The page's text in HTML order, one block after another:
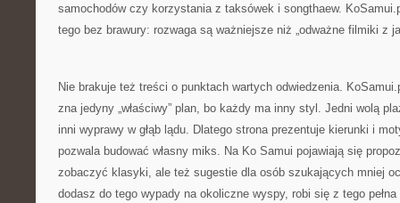
samochodów czy korzystania z taksówek i songthaew.
tego bez brawury: rozwaga są ważniejsze niż „odważne filmiki z
Nie brakuje też treści o punktach wartych odwiedzenia.
zna jedyny „właściwy” plan, bo każdy ma inny styl. Jedni wolą
inni wyprawy w głąb lądu. Dlatego strona prezentuje kierunki i
pozwala budować własny miks. Na Ko Samui pojawiają się
zobaczyć klasyki, ale też sugestie dla osób szukających mniej
dodasz do tego wypady na okoliczne wyspy, robi się z tego pełna